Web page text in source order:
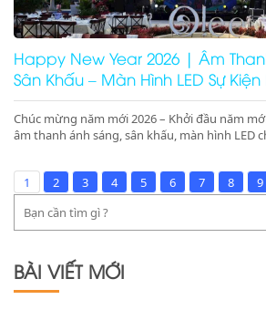
Happy New Year 2026 | Âm
Sân Khấu – Màn Hình LED Sự
Thuận – Ninh Thuận
Chúc mừng năm mới 2026 – Khởi đầu năm
âm thanh ánh sáng, sân khấu, màn hình LED
resort, nhà hàng Mũi Né, Ninh Chữ, Phan
1
2 3 4 5 6 7 8 9
BÀI VIẾT MỚI